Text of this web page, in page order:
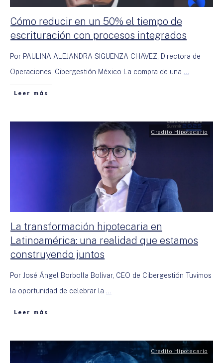
Cómo reducir en un 50% el tiempo de
escrituración con procesos integrados
Por PAULINA ALEJANDRA SIGUENZA CHAVEZ, Directora de
Operaciones, Cibergestión México La compra de una ...
Leer más
Credito Hipotecario
La transformación hipotecaria en
Latinoamérica: una realidad que estamos
construyendo juntos
Por José Ángel Borbolla Bolívar, CEO de Cibergestión Tuvimos
la oportunidad de celebrar la ...
Leer más
Credito Hipotecario